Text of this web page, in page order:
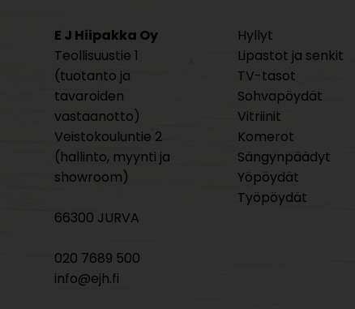
E J Hiipakka Oy
Teollisuustie 1
(tuotanto ja
tavaroiden
vastaanotto)
Veistokouluntie 2
(hallinto, myynti ja
showroom)
66300 JURVA
020 7689 500
info@ejh.fi
Hyllyt
Lipastot ja senkit
TV-tasot
Sohvapöydät
Vitriinit
Komerot
Sängynpäädyt
Yöpöydät
Työpöydät